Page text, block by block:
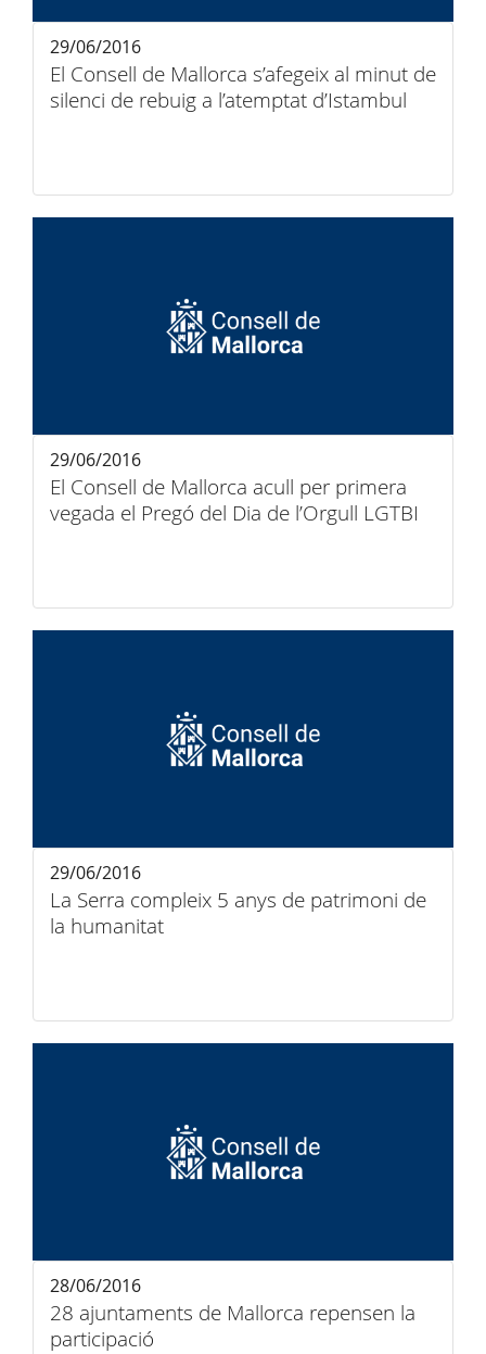
El Consell de Mallorca s’afegeix al minut de
silenci de rebuig a l’atemptat d’Istambul
29/06/2016
El Consell de Mallorca acull per primera
vegada el Pregó del Dia de l’Orgull LGTBI
29/06/2016
La Serra compleix 5 anys de patrimoni de
la humanitat
29/06/2016
28 ajuntaments de Mallorca repensen la
participació
28/06/2016